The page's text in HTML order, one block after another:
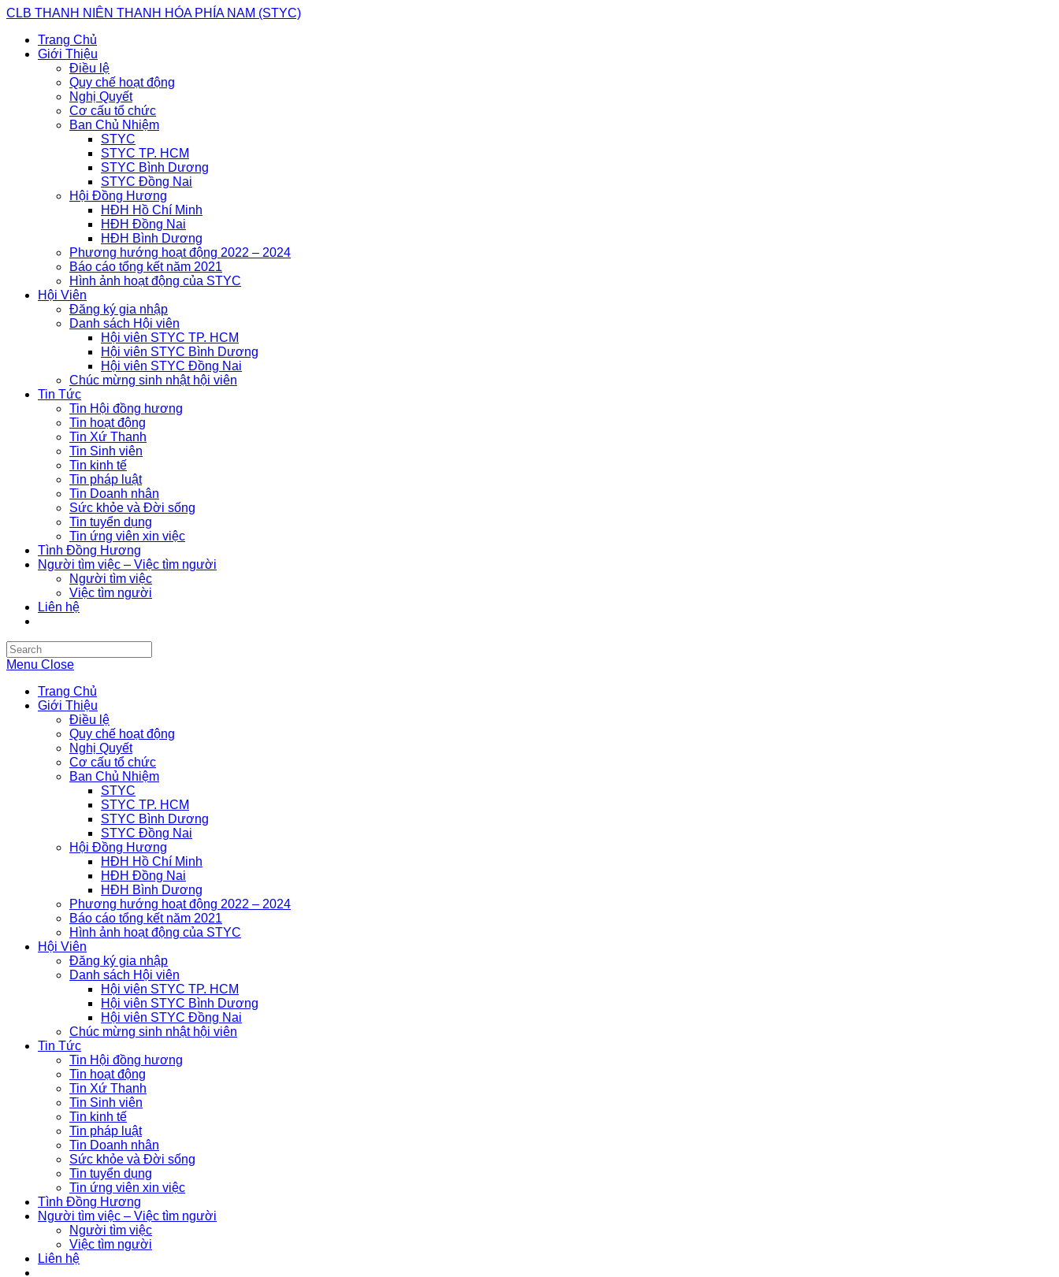
Skip
content
CLB THANH NIÊN THANH HÓA PHÍA NAM (STYC)
Trang Chủ
Giới Thiệu
Điều lệ
Quy chế hoạt động
Nghị Quyết
Cơ cấu tổ chức
Ban Chủ Nhiệm
STYC
STYC TP. HCM
STYC Bình Dương
STYC Đồng Nai
Hội Đồng Hương
HĐH Hồ Chí Minh
HĐH Đồng Nai
HĐH Bình Dương
Phương hướng hoạt động 2022 – 2024
Báo cáo tổng kết năm 2021
Hình ảnh hoạt động của STYC
Hội Viên
Đăng ký gia nhập
Danh sách Hội viên
Hội viên STYC TP. HCM
Hội viên STYC Bình Dương
Hội viên STYC Đồng Nai
Chúc mừng sinh nhật hội viên
Tin Tức
Tin Hội đồng hương
Tin hoạt động
Tin Xứ Thanh
Tin Sinh viên
Tin kinh tế
Tin pháp luật
Tin Doanh nhân
Sức khỏe và Đời sống
Tin tuyển dụng
Tin ứng viên xin việc
Tình Đồng Hương
Người tìm việc – Việc tìm người
Người tìm việc
Việc tìm người
Liên hệ
Search
this
Menu Close
Trang Chủ
Giới Thiệu
Điều lệ
Quy chế hoạt động
Nghị Quyết
Cơ cấu tổ chức
Ban Chủ Nhiệm
STYC
STYC TP. HCM
STYC Bình Dương
STYC Đồng Nai
Hội Đồng Hương
HĐH Hồ Chí Minh
HĐH Đồng Nai
HĐH Bình Dương
Phương hướng hoạt động 2022 – 2024
Báo cáo tổng kết năm 2021
Hình ảnh hoạt động của STYC
Hội Viên
Đăng ký gia nhập
Danh sách Hội viên
Hội viên STYC TP. HCM
Hội viên STYC Bình Dương
Hội viên STYC Đồng Nai
Chúc mừng sinh nhật hội viên
Tin Tức
Tin Hội đồng hương
Tin hoạt động
Tin Xứ Thanh
Tin Sinh viên
Tin kinh tế
Tin pháp luật
Tin Doanh nhân
Sức khỏe và Đời sống
Tin tuyển dụng
Tin ứng viên xin việc
Tình Đồng Hương
Người tìm việc – Việc tìm người
Người tìm việc
Việc tìm người
Liên hệ